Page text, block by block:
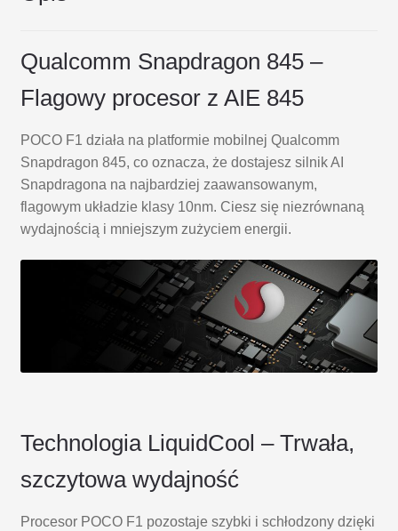
Qualcomm Snapdragon 845 –
Flagowy procesor z AIE 845
POCO F1 działa na platformie mobilnej Qualcomm
Snapdragon 845, co oznacza, że dostajesz silnik AI
Snapdragona na najbardziej zaawansowanym,
flagowym układzie klasy 10nm. Ciesz się niezrównaną
wydajnością i mniejszym zużyciem energii.
Technologia LiquidCool – Trwała,
szczytowa wydajność
Procesor POCO F1 pozostaje szybki i schłodzony dzięki